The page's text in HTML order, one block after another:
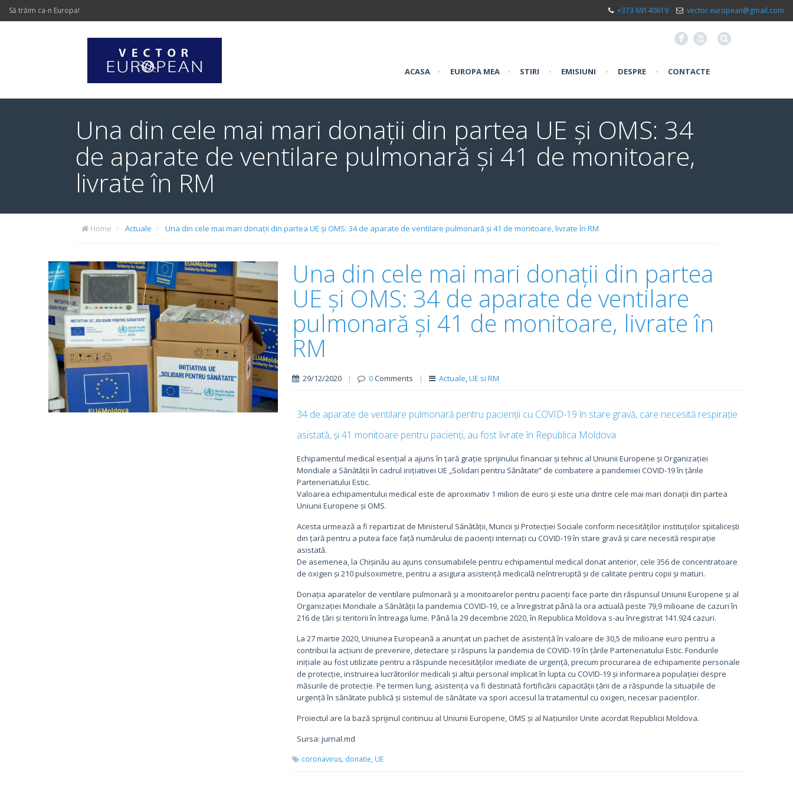
Să trăim ca-n Europa! +373 69140619 vector.european@gmail.com
F X
ACASA • EUROPA MEA • STIRI • EMISIUNI • DESPRE • CONTACTE
Una din cele mai mari donații din partea UE și OMS: 34
de aparate de ventilare pulmonară și 41 de monitoare,
livrate în RM
Home Actuale Una din cele mai mari donații din partea UE și OMS: 34 de aparate de ventilare pulmonară și 41 de monitoare, livrate în RM
Una din cele mai mari donații din partea
UE și OMS: 34 de aparate de ventilare
pulmonară și 41 de monitoare, livrate în
RM
29/12/2020 | 0Comments | Actuale,UE si RM
34 de aparate de ventilare pulmonară pentru pacienții cu COVID-19 în stare gravă, care necesită respirație
asistată, și 41 monitoare pentru pacienți, au fost livrate în Republica Moldova.
Echipamentul medical esențial a ajuns în țară grație sprijinului financiar și tehnic al Uniunii Europene și Organizației
Mondiale a Sănătății în cadrul inițiativei UE „Solidari pentru Sănătate” de combatere a pandemiei COVID-19 în țările
Parteneriatului Estic.
Valoarea echipamentului medical este de aproximativ 1 milion de euro și este una dintre cele mai mari donații din partea
Uniunii Europene și OMS.
Acesta urmează a fi repartizat de Ministerul Sănătății, Muncii și Protecției Sociale conform necesităților instituțiilor spitalicești
din țară pentru a putea face față numărului de pacienți internați cu COVID-19 în stare gravă și care necesită respirație
asistată.
De asemenea, la Chișinău au ajuns consumabilele pentru echipamentul medical donat anterior, cele 356 de concentratoare
de oxigen și 210 pulsoximetre, pentru a asigura asistență medicală neîntreruptă și de calitate pentru copii și maturi.
Donația aparatelor de ventilare pulmonară și a monitoarelor pentru pacienți face parte din răspunsul Uniunii Europene și al
Organizației Mondiale a Sănătății la pandemia COVID-19, ce a înregistrat până la ora actuală peste 79,9 milioane de cazuri în
216 de țări și teritorii în întreaga lume. Până la 29 decembrie 2020, în Republica Moldova s-au înregistrat 141.924 cazuri.
La 27 martie 2020, Uniunea Europeană a anunțat un pachet de asistență în valoare de 30,5 de milioane euro pentru a
contribui la acțiuni de prevenire, detectare și răspuns la pandemia de COVID-19 în țările Parteneriatului Estic. Fondurile
inițiale au fost utilizate pentru a răspunde necesităților imediate de urgență, precum procurarea de echipamente personale
de protecție, instruirea lucrătorilor medicali și altui personal implicat în lupta cu COVID-19 și informarea populației despre
măsurile de protecție. Pe termen lung, asistența va fi destinată fortificării capacității țării de a răspunde la situațiile de
urgență în sănătate publică și sistemul de sănătate va spori accesul la tratamentul cu oxigen, necesar pacienților.
Proiectul are la bază sprijinul continuu al Uniunii Europene, OMS și al Națiunilor Unite acordat Republicii Moldova.
Sursa: jurnal.md
coronavirus, donatie, UE